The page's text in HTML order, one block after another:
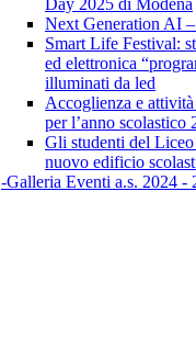
Day 2025 di Modena
Next Generation AI
Smart Life Festival:
ed elettronica
illuminati da led
Accoglienza e
per l’anno scolastico
Gli studenti del
nuovo edificio
-Galleria Eventi a.s. 2024 -